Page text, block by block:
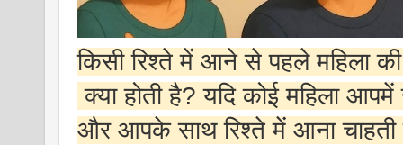
किसी रिश्ते में आने से पहले महिला की
क्या होती है? यदि कोई महिला
और आपके साथ रिश्ते में आना